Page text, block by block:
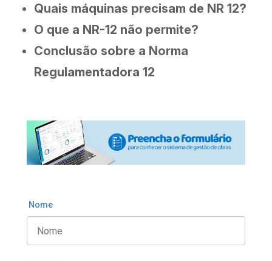
Quais máquinas precisam de NR 12?
O que a NR-12 não permite?
Conclusão sobre a Norma
Regulamentadora 12
Nome